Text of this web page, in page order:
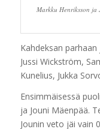
Markku Henriksson
Kahdeksan
Jussi Wickström,
Kunelius, Jukka
Ensimmäisessä
ja Jouni Mäenpää.
Jounin veto jäi vain